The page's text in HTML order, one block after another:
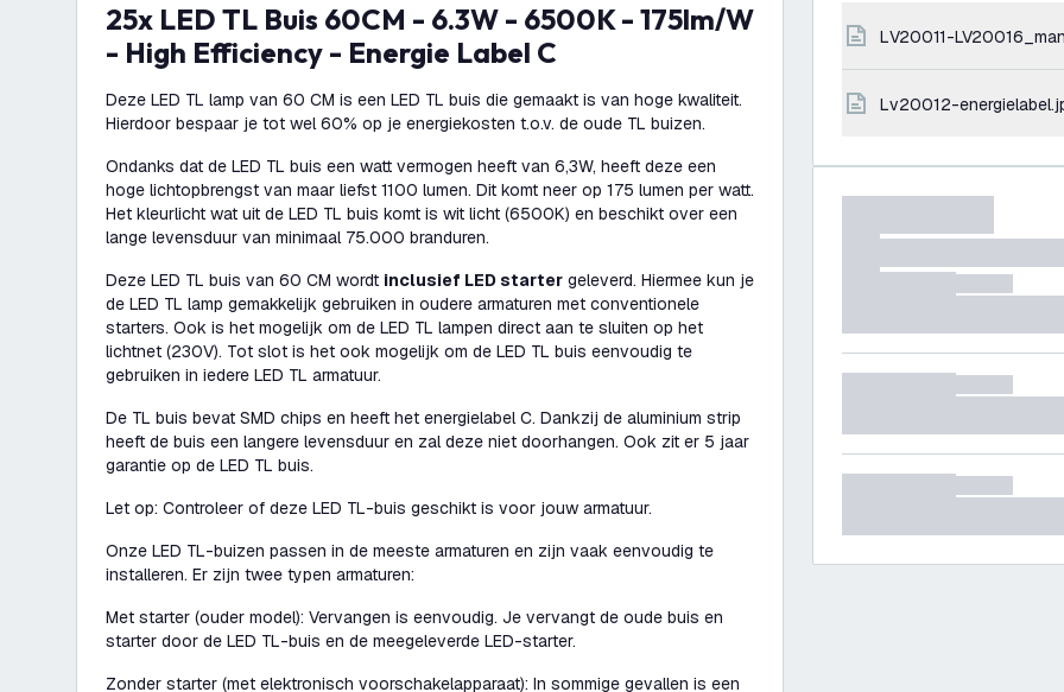
25x LED TL Buis 60CM - 6.3W - 6500K - 175lm/W
- High Efficiency - Energie Label C
Deze LED TL lamp van 60 CM is een LED TL buis die gemaakt is van hoge kwaliteit.
Hierdoor bespaar je tot wel 60% op je energiekosten t.o.v. de oude TL buizen.
Ondanks dat de LED TL buis een watt vermogen heeft van 6,3W, heeft deze een
hoge lichtopbrengst van maar liefst 1100 lumen. Dit komt neer op 175 lumen per watt.
Het kleurlicht wat uit de LED TL buis komt is wit licht (6500K) en beschikt over een
lange levensduur van minimaal 75.000 branduren.
Deze LED TL buis van 60 CM wordt inclusief LED starter geleverd. Hiermee kun je
de LED TL lamp gemakkelijk gebruiken in oudere armaturen met conventionele
starters. Ook is het mogelijk om de LED TL lampen direct aan te sluiten op het
lichtnet (230V). Tot slot is het ook mogelijk om de LED TL buis eenvoudig te
gebruiken in iedere LED TL armatuur.
De TL buis bevat SMD chips en heeft het energielabel C. Dankzij de aluminium strip
heeft de buis een langere levensduur en zal deze niet doorhangen. Ook zit er 5 jaar
garantie op de LED TL buis.
Let op: Controleer of deze LED TL-buis geschikt is voor jouw armatuur.
Onze LED TL-buizen passen in de meeste armaturen en zijn vaak eenvoudig te
installeren. Er zijn twee typen armaturen:
Met starter (ouder model): Vervangen is eenvoudig. Je vervangt de oude buis en
starter door de LED TL-buis en de meegeleverde LED-starter.
Zonder starter (met elektronisch voorschakelapparaat): In sommige gevallen is een
LV20011-
lv20012-